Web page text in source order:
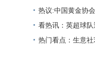
热议:中国黄金协
50.438吨 同比增长
看热讯：英超球
尔西、曼城夺冠
热门看点：生意